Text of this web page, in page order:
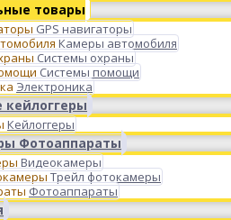
товары
GPS навигаторы
Камеры автомобиля
Системы охраны
Системы помощи
Электроника
Кейлоггеры
Фотоаппараты
Видеокамеры
Трейл фотокамеры
Фотоаппараты